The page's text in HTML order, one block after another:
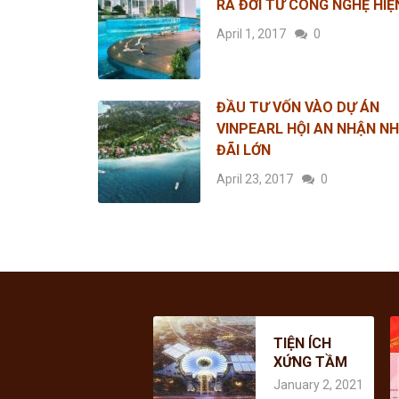
RA ĐỜI TỪ CÔNG NGHỆ
April 1, 2017 0
ĐẦU TƯ VỐN VÀO DỰ ÁN
VINPEARL HỘI AN NHẬN
ĐÃI LỚN
April 23, 2017 0
TIỆN ÍCH
XỨNG TẦM
QUỐC TẾ
January 2, 2021